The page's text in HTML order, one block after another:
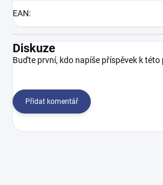
EAN:
Diskuze
Buďte první, kdo napíše příspěvek k této
Přidat komentář